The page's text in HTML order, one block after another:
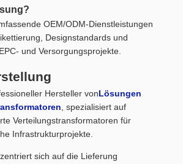
OEM/ODM-Dienstleistungen
Designstandards und
und Versorgungsprojekte.
Hersteller vonLösungen
, spezialisiert auf
Verteilungstransformatoren für
Infrastrukturprojekte.
sich auf die Lieferung